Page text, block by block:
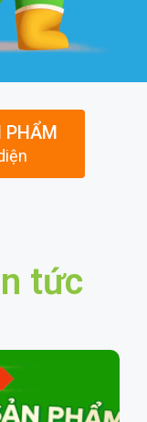
PHẨM
tức